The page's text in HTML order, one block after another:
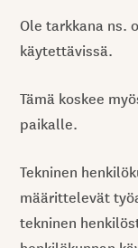
Ole tarkkana ns.
käytettävissä.
Tämä koskee
paikalle.
Tekninen
määrittelevät
tekninen